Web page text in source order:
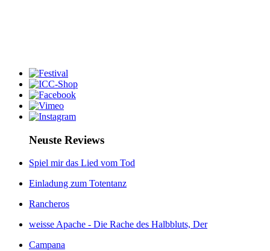
Neuste Reviews
Spiel mir das Lied vom Tod
Einladung zum Totentanz
Rancheros
weisse Apache - Die Rache des Halbbluts, Der
Campana